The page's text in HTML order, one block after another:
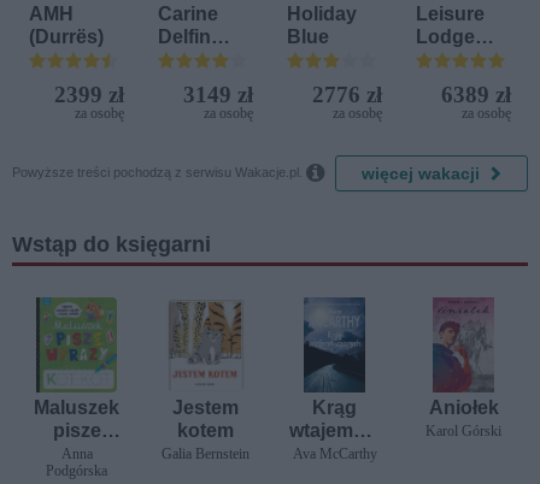
AMH
(Durrës)
2399 zł
za osobę
Carine
Delfin
Bijela (ex.
Iberostar
Bijela
3149 zł
za osobę
Holiday
Blue
2776 zł
za osobę
Leisure
Lodge
Beach &
Golf
Resort by
Diamonds
6389 zł
za osobę
Powyższe treści pochodzą z serwisu Wakacje.pl.  więcej wakacji
Wstąp do księgarni
Maluszek
pisze
wyrazy.
Odgadnij
Anna
Podgórska
Jestem
kotem
Galia Bernstein
Krąg
wtajemnic
zonych
Ava McCarthy
Aniołek
Karol Górski